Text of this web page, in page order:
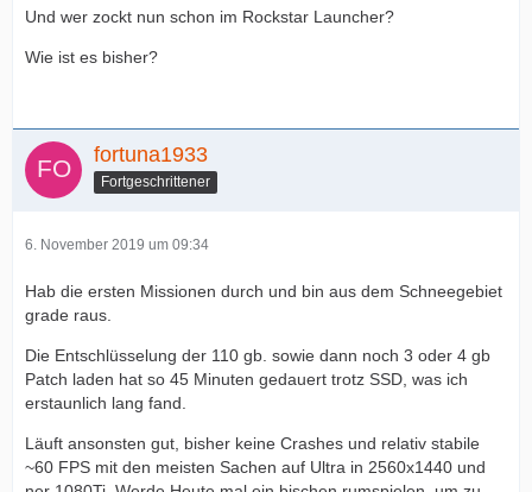
Und wer zockt nun schon im Rockstar Launcher?
Wie ist es bisher?
fortuna1933
Fortgeschrittener
6. November 2019 um 09:34
Hab die ersten Missionen durch und bin aus dem Schneegebiet
grade raus.
Die Entschlüsselung der 110 gb. sowie dann noch 3 oder 4 gb
Patch laden hat so 45 Minuten gedauert trotz SSD, was ich
erstaunlich lang fand.
Läuft ansonsten gut, bisher keine Crashes und relativ stabile
~60 FPS mit den meisten Sachen auf Ultra in 2560x1440 und